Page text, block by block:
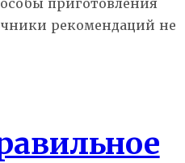
рекомендаций не